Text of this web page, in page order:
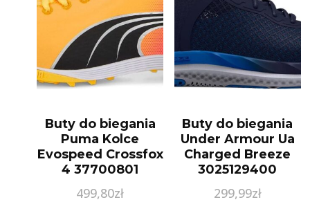
Buty do biegania
Puma Kolce
Evospeed Crossfox
4 37700801
499,80zł
Buty do biegania
Under Armour Ua
Charged Breeze
3025129400
299,99zł